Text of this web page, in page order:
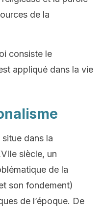
de la
consiste le
appliqué dans la vie
situe dans la
siècle, un
de la
son fondement)
de l’époque. De